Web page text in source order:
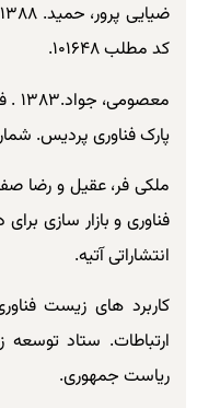
کد مطلب ۱۰۱۶۴۸.
پارک فناوری پردیس. شماره ۵و۶.
فناوری و بازار سازی
انتشاراتی آتیه.
کاربرد های زیست
ارتباطات. ستاد
ریاست جمهوری.